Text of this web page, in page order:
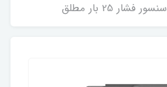
سنسور فشار 25 بار مطلق